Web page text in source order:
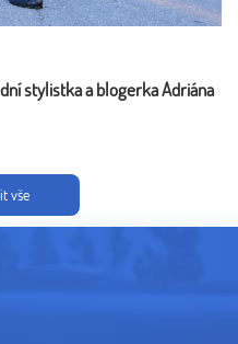
stylistka a blogerka Adriána
vše